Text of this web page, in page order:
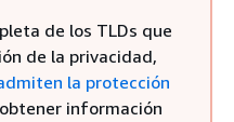
de los TLDs que
de la privacidad,
la protección
información